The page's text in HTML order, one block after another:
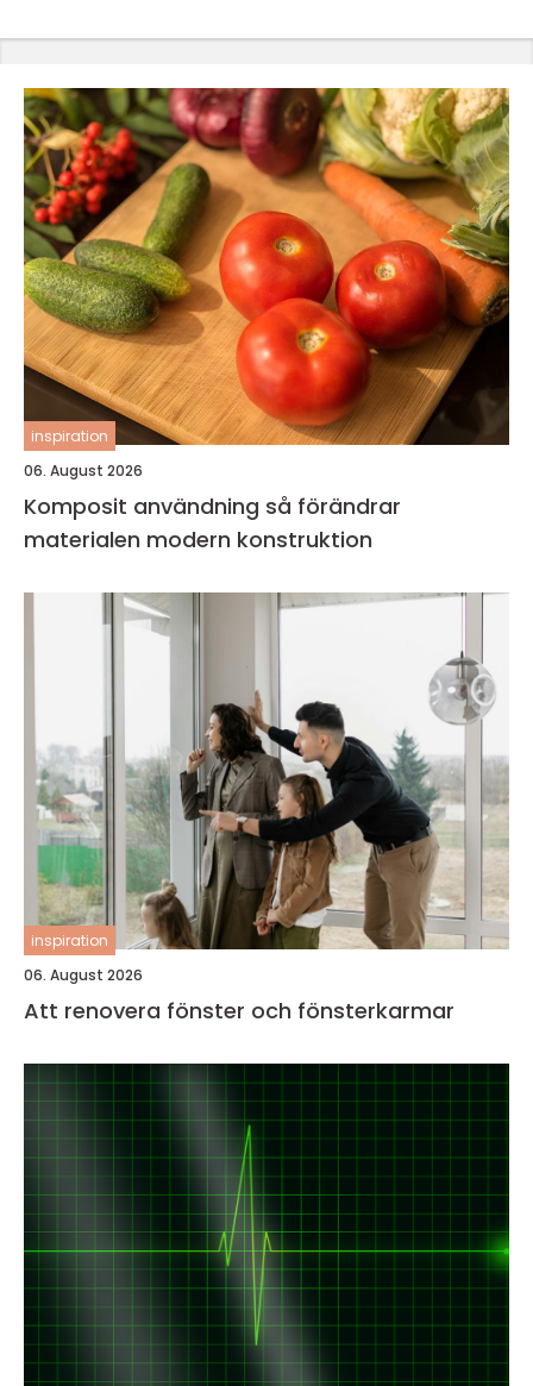
inspiration
06. August 2026
Komposit användning så förändrar
materialen modern konstruktion
inspiration
06. August 2026
Att renovera fönster och fönsterkarmar